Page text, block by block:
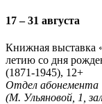
17 – 31 августа
Книжная выставка
летию со дня
(1871-1945), 12+
Отдел абонемента
(М. Ульяновой, 1,